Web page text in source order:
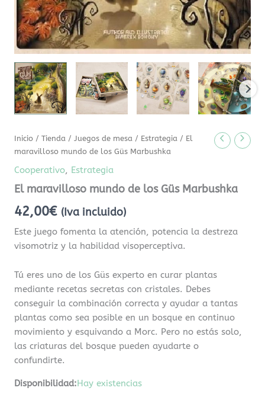
Inicio /Tienda /Juegos de mesa / Estrategia / El
maravilloso mundo de los Güs Marbushka
Cooperativo, Estrategia
El maravilloso mundo de los Güs Marbushka
42,00€ (Iva incluido)
Este juego fomenta la atención, potencia la destreza
visomotriz y la habilidad visoperceptiva.
Tú eres uno de los Güs experto en curar plantas
mediante recetas secretas con cristales. Debes
conseguir la combinación correcta y ayudar a tantas
plantas como sea posible en un bosque en continuo
movimiento y esquivando a Morc. Pero no estás solo,
las criaturas del bosque pueden ayudarte o
confundirte.
Disponibilidad:Hay existencias